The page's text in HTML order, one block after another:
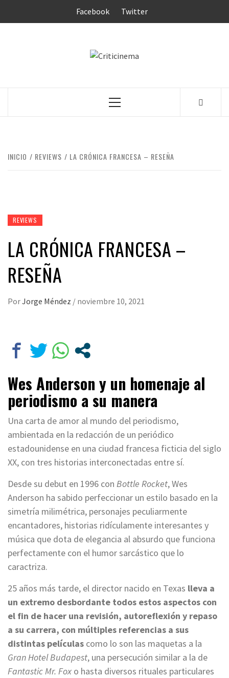
Facebook Twitter
Menú
INICIO REVIEWS LA CRÓNICA FRANCESA – RESEÑA
REVIEWS
LA CRÓNICA FRANCESA –
RESEÑA
PorJorge Méndez / noviembre 10, 2021
Wes Anderson y un homenaje al
periodismo a su manera
Una carta de amor al mundo del periodismo,
ambientada en la redacción de un periódico
estadounidense en una ciudad francesa ficticia del siglo
XX, con tres historias interconectadas entre sí.
Desde su debut en 1996 con Bottle Rocket, Wes
Anderson ha sabido perfeccionar un estilo basado en la
simetría milimétrica, personajes peculiarmente
encantadores, historias ridículamente interesantes y
música que dota de elegancia al absurdo que funciona
perfectamente con el humor sarcástico que lo
caractriza.
25 años más tarde, el director nacido en Texas lleva a
un extremo desbordante todos estos aspectos con
el fin de hacer una revisión, autoreflexión y repaso
a su carrera, con múltiples referencias a sus
distintas películas como lo son las maquetas a la
Gran Hotel Budapest, una persecución similar a la de
Fantastic Mr. Fox o hasta diversos rituales particulares